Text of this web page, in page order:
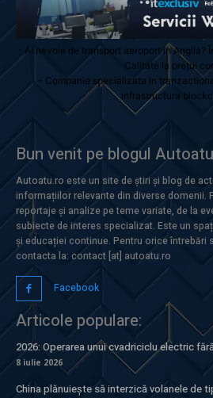
- Ai nevoie de transport aeroport in Anglia?
Calitate la prețul
- Companie specializata in
infrastructura
Bun venit pe blogul
Autoatu.ro este un site de știri și blog de
informațiilor relevante din diverse domenii.
reportaje și analize pe teme variate, de la
subiecte de interes specializat. Este un
și educației continue. Pentru orice întrebări
contacta la: contact [at] autoatu.ro
Facebook
Articole populare:
2026: Operarea unui cvadriciclu electric
8 iulie 2026
China plănuiește să interzică volanele de